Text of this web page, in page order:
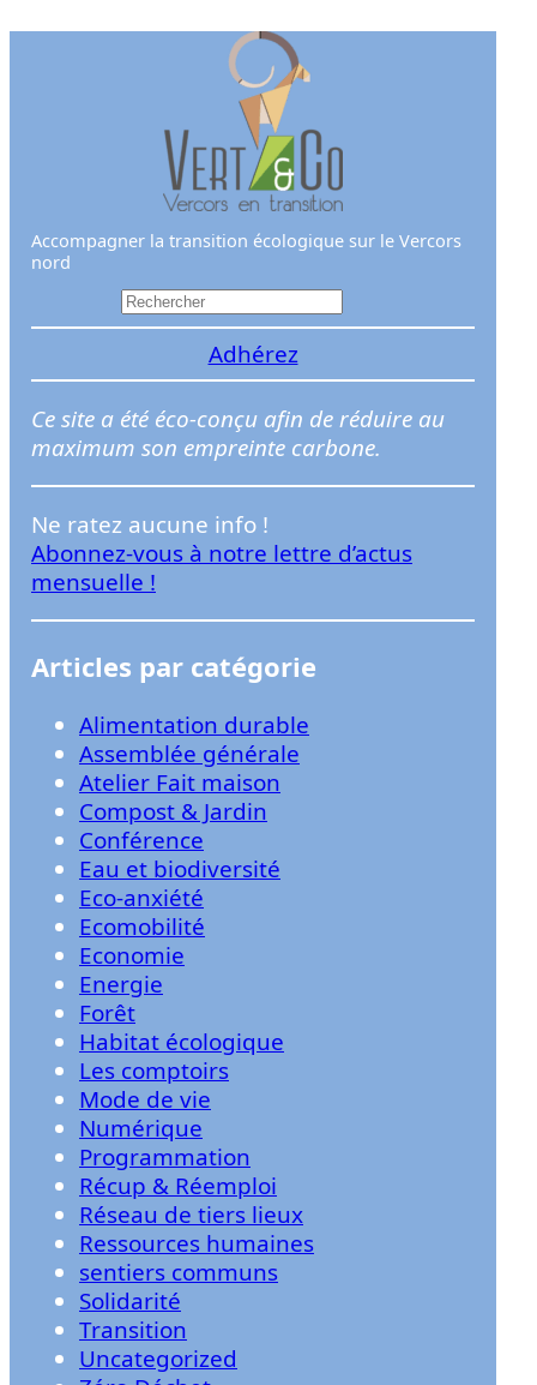
Accompagner la transition écologique sur le Vercors
nord
e
h
e
r
e
r
Adhérez
Ce site a été éco-conçu afin de réduire au
maximum son empreinte carbone.
Ne ratez aucune info !
Abonnez-vous à notre lettre d’actus
mensuelle !
Articles par catégorie
Alimentation durable
Assemblée générale
Atelier Fait maison
Compost & Jardin
Conférence
Eau et biodiversité
Eco-anxiété
Ecomobilité
Economie
Energie
Forêt
Habitat écologique
Les comptoirs
Mode de vie
Numérique
Programmation
Récup & Réemploi
Réseau de tiers lieux
Ressources humaines
sentiers communs
Solidarité
Transition
Uncategorized